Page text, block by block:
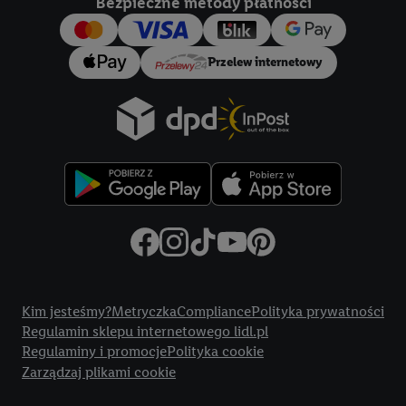
Przelew internetowy
Kim jesteśmy?MetryczkaCompliancePolityka prywatności
Regulamin sklepu internetowego lidl.pl
Regulaminy i promocjePolityka cookie
Zarządzaj plikami cookie
konkretnych treści.
Jeśli użytkownik wyrazi zgodę w tym miejscu, a następnie
utworzy konto Lidl Plus lub zaloguje się na istniejące konto
Lidl Plus, możemy również użyć podanego tam adresu e-mail
jako współadministratorzy - wspólnie z jednym z wyżej
wymienionych partnerów w celu utworzenia specjalnego
identyfikatora internetowego (tzw. EUID), który możemy
następnie wykorzystać w podobny sposób jak poniżej opisany
identyfikator Utiq SA/NV ("Utiq"), aby rozpoznać użytkownika
w usługach świadczonych przez podmioty trzecie i wyświetlać
mu spersonalizowane reklamy. W tym celu my i jeden z innych
w postaci zahashowanej.
Użytkownik upoważnia również firmę Utiq oraz operatora
siecitelekomunikacyjnejdo korzystania z technologii Utiq w